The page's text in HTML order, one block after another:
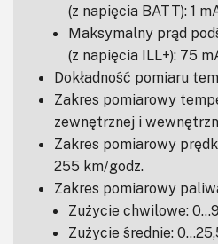
(z napięcia BATT): 1
Maksymalny prąd
(z napięcia ILL+): 75
Dokładność pomiaru
Zakres pomiarowy
zewnętrznej i
Zakres pomiarowy
255 km/godz.
Zakres pomiarowy
Zużycie chwilowe:
Zużycie średnie: